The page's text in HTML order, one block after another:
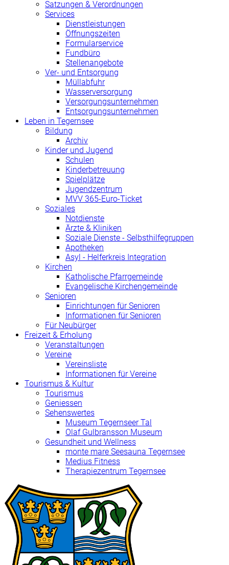
Satzungen & Verordnungen
Services
Dienstleistungen
Öffnungszeiten
Formularservice
Fundbüro
Stellenangebote
Ver- und Entsorgung
Müllabfuhr
Wasserversorgung
Versorgungsunternehmen
Entsorgungsunternehmen
Leben in Tegernsee
Bildung
Archiv
Kinder und Jugend
Schulen
Kinderbetreuung
Spielplätze
Jugendzentrum
MVV 365-Euro-Ticket
Soziales
Notdienste
Ärzte & Kliniken
Soziale Dienste - Selbsthilfegruppen
Apotheken
Asyl - Helferkreis Integration
Kirchen
Katholische Pfarrgemeinde
Evangelische Kirchengemeinde
Senioren
Einrichtungen für Senioren
Informationen für Senioren
Für Neubürger
Freizeit & Erholung
Veranstaltungen
Vereine
Vereinsliste
Informationen für Vereine
Tourismus & Kultur
Tourismus
Geniessen
Sehenswertes
Museum Tegernseer Tal
Olaf Gulbransson Museum
Gesundheit und Wellness
monte mare Seesauna Tegernsee
Medius Fitness
Therapiezentrum Tegernsee